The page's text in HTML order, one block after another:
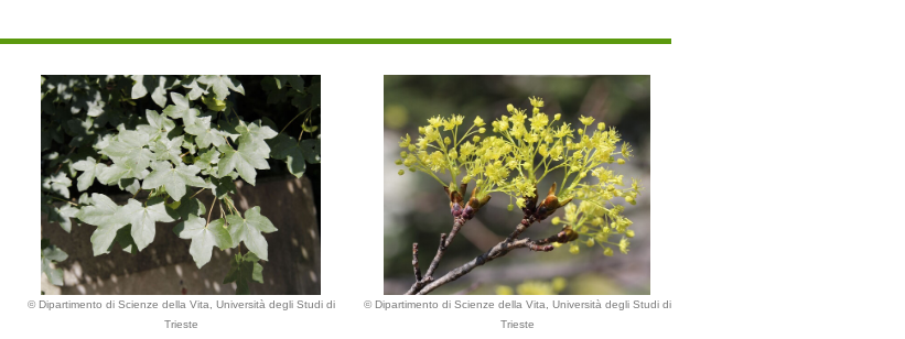
© Dipartimento di Scienze della Vita, Università degli Studi di
Trieste
© Dipartimento di Scienze della Vita, Università degli Studi di
Trieste